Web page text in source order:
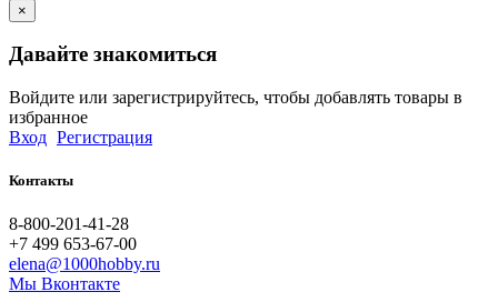
×
Давайте знакомиться
Войдите или зарегистрируйтесь, чтобы добавлять товары в
избранное
Вход Регистрация
Контакты
8-800-201-41-28
+7 499 653-67-00
elena@1000hobby.ru
Мы Вконтакте